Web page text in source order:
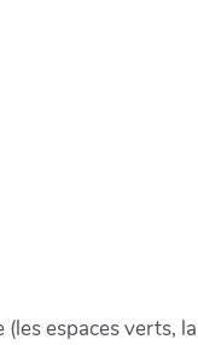
espaces verts,